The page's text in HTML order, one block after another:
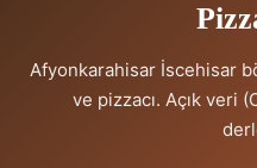
Afyonkarahisar İscehisar
ve pizzacı. Açık veri